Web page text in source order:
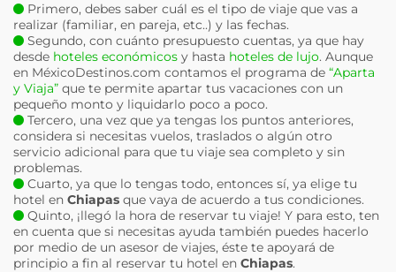
Primero, debes saber cuál es el tipo de viaje que vas a
realizar (familiar, en pareja, etc..) y las fechas.
Segundo, con cuánto presupuesto cuentas, ya que hay
desde hoteles económicos y hasta hoteles de lujo. Aunque
en MéxicoDestinos.com contamos el programa de “Aparta
y Viaja” que te permite apartar tus vacaciones con un
pequeño monto y liquidarlo poco a poco.
Tercero, una vez que ya tengas los puntos anteriores,
considera si necesitas vuelos, traslados o algún otro
servicio adicional para que tu viaje sea completo y sin
problemas.
Cuarto, ya que lo tengas todo, entonces sí, ya elige tu
hotel en Chiapas que vaya de acuerdo a tus condiciones.
Quinto, ¡llegó la hora de reservar tu viaje! Y para esto, ten
en cuenta que si necesitas ayuda también puedes hacerlo
por medio de un asesor de viajes, éste te apoyará de
principio a fin al reservar tu hotel en Chiapas.